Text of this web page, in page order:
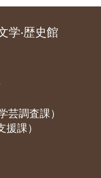
学‧歴史館
芸調査課）
課）